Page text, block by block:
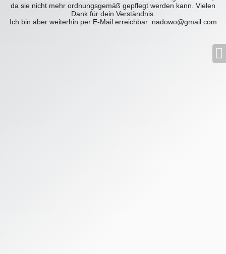
da sie nicht mehr ordnungsgemäß gepflegt werden kann. Vielen
Dank für dein Verständnis.
Ich bin aber weiterhin per E-Mail erreichbar: nadowo@gmail.com